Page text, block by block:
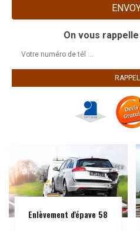
On vous
Enlèvement d'épave 58